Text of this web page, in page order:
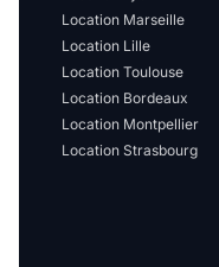
Location Marseille
Location Lille
Location Toulouse
Location Bordeaux
Location Montpellier
Location Strasbourg